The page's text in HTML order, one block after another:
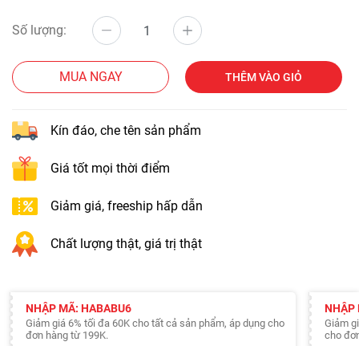
Số lượng:
MUA NGAY THÊM VÀO GIỎ
Kín đáo, che tên sản phẩm
Giá tốt mọi thời điểm
Giảm giá, freeship hấp dẫn
Chất lượng thật, giá trị thật
NHẬP MÃ: HABABU6
Giảm giá 6% tối đa 60K cho tất cả sản phẩm, áp dụng cho
đơn hàng từ 199K.
NHẬP
Giảm
cho